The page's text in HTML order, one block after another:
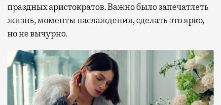
праздных аристократов. Важно было запечатлеть
жизнь, моменты наслаждения, сделать это ярко,
но не вычурно.